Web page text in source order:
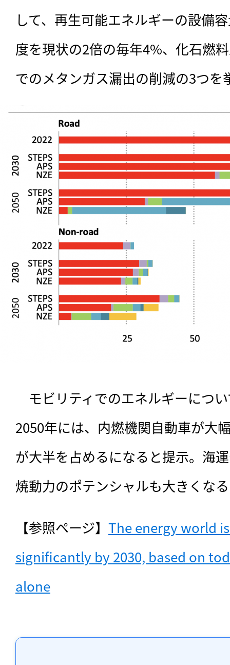
して、再生可能エネルギーの設備
度を現状の2倍の毎年4%、化石燃
でのメタンガス漏出の削減の3つを
モビリティでのエネルギーにつ
2050年には、内燃機関自動車が大
が大半を占めるになると提示。海
焼動力のポテンシャルも大きくな
【参照ページ】 The energy world
significantly by 2030, based on
alone